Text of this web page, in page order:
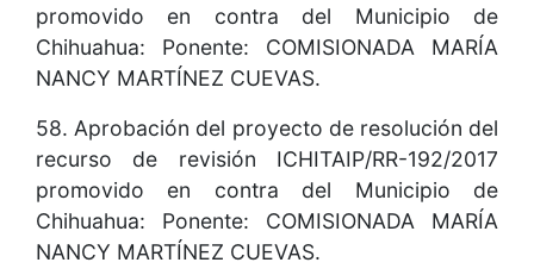
promovido en contra del Municipio de
Chihuahua: Ponente: COMISIONADA MARÍA
NANCY MARTÍNEZ CUEVAS.
58. Aprobación del proyecto de resolución del
recurso de revisión ICHITAIP/RR-192/2017
promovido en contra del Municipio de
Chihuahua: Ponente: COMISIONADA MARÍA
NANCY MARTÍNEZ CUEVAS.